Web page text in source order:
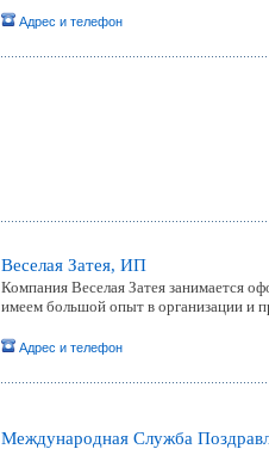
Адрес и телефон
Веселая Затея, ИП
Компания Веселая Затея занимается
имеем большой опыт в организации и
Адрес и телефон
Международная Служба